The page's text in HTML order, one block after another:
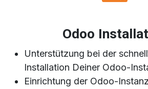
Odoo
Unterstützung bei der
Installation Deiner Odoo-
Einrichtung der Odoo-